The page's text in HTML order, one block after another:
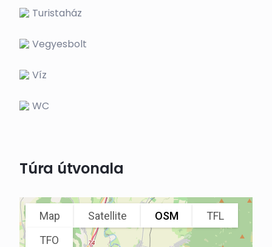
Turistaház
Vegyesbolt
Víz
WC
Túra útvonala
Map Satellite OSM
TFL
TFO